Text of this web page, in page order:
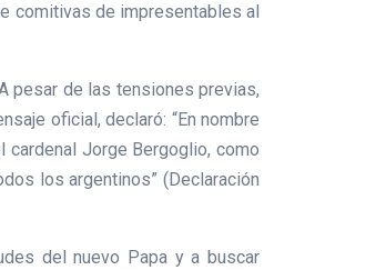
comitivas de impresentables al
pesar de las tensiones previas,
oficial, declaró: “En nombre
Jorge Bergoglio, como
los argentinos” (Declaración
del nuevo Papa y a buscar